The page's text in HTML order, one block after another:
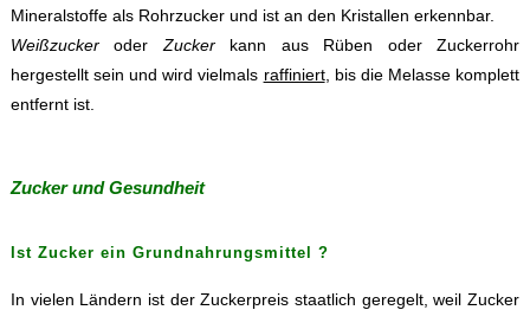
Mineralstoffe als Rohrzucker und ist an den Kristallen erkennbar.
Weißzuckeroder Zuckerkann aus Rüben oder Zuckerrohr
hergestellt sein und wird vielmals raffiniert, bis die Melasse komplett
entfernt ist.
Zucker und Gesundheit
Ist Zucker ein Grundnahrungsmittel ?
In vielen Ländern ist der Zuckerpreis staatlich geregelt, weil Zucker